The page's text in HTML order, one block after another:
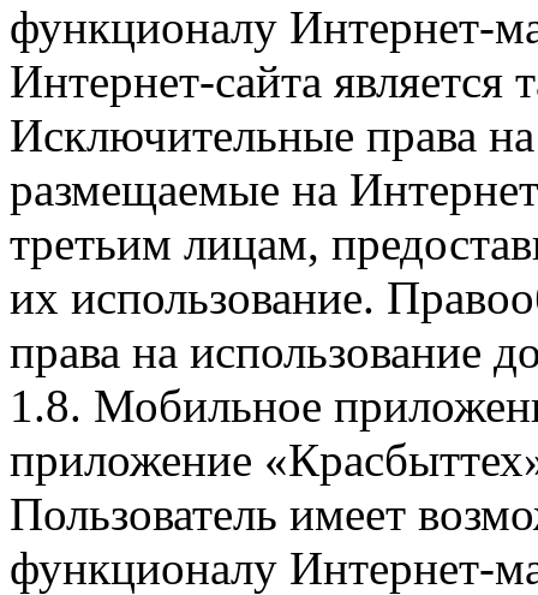
функционалу Интернет-
Интернет-сайта
Исключительные права
размещаемые на
третьим лицам,
их использование.
права на использование
1.8. Мобильное
приложение
Пользователь имеет
функционалу Интернет-